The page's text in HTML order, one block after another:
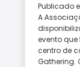
Publicado
A
evento que
centro de
Gathering.